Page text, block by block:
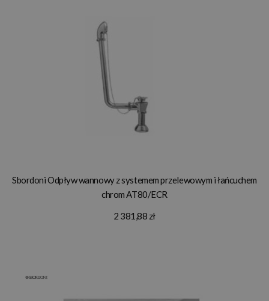
Sbordoni Odpływ wannowy z systemem przelewowym i łańcuchem
chrom AT80/ECR
2 381,88 zł